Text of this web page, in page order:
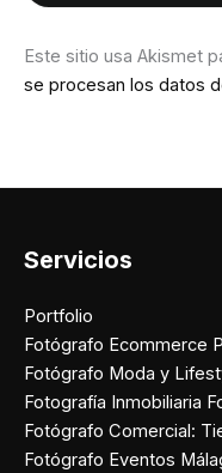
Este sitio usa Akismet
se procesan los datos
Servicios
Portfolio
Fotógrafo Ecommerce
Fotógrafo Moda y
Fotografía Inmobiliaria
Fotógrafo Comercial:
Fotógrafo Eventos